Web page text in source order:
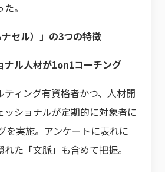
。
セル）」の3つの特徴
ル人材が1on1コーチング
ティング有資格者かつ、人材開
ッショナルが定期的に対象者に
を実施。アンケートに表れに
た「文脈」も含めて把握。